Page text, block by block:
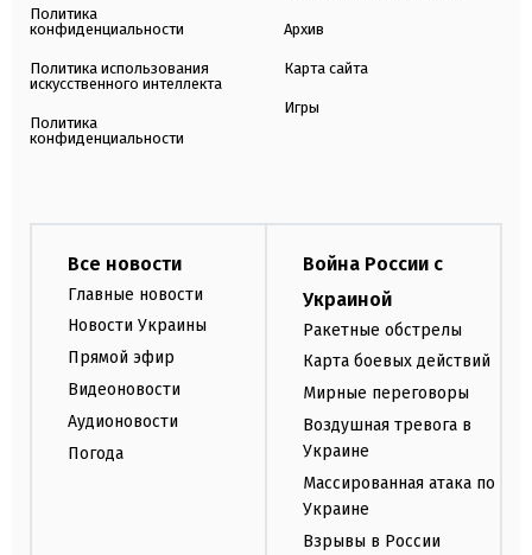
Политика
конфиденциальности
Политика использования
искусственного интеллекта
Политика
конфиденциальности
Архив
Карта сайта
Игры
Все новости
Главные новости
Новости Украины
Прямой эфир
Видеоновости
Аудионовости
Погода
Война России с
Украиной
Ракетные обстрелы
Карта боевых действий
Мирные переговоры
Воздушная тревога в
Украине
Массированная атака по
Украине
Взрывы в России